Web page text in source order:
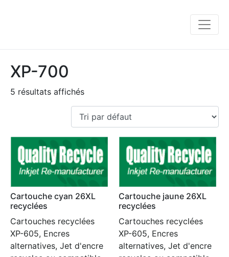
XP-700
5 résultats affichés
Cartouche cyan 26XL
recyclées
Cartouches recyclées
XP-605, Encres
alternatives, Jet d'encre
Cartouche jaune 26XL
recyclées
Cartouches recyclées
XP-605, Encres
alternatives, Jet d'encre